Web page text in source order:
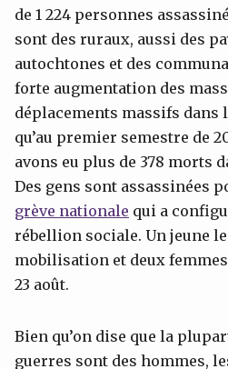
de 1 224 personnes
sont des ruraux, aussi des
autochtones et des
forte augmentation des
déplacements massifs dans
qu’au premier semestre de
avons eu plus de 378 morts
Des gens sont assassinées
grève nationale qui a
rébellion sociale. Un jeune
mobilisation et deux
23 août.
Bien qu’on dise que la
guerres sont des hommes,